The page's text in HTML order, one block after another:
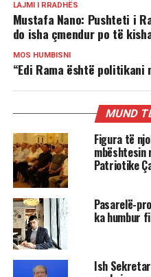
LAJMI I RRADHËS
Mustafa Nano: Pushteti i
do isha çmendur po të
MOS HUMBISNI
“Edi Rama është politikani
MUND
Figura të
mbështesin
Patriotike
Pasarelë-
ka humbur
Ish